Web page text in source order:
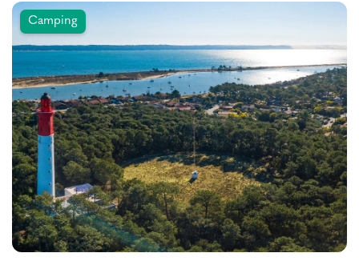
Camping